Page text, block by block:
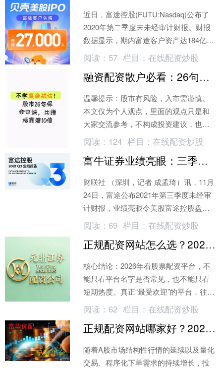
近日，富途控股(FUTU:Nasdaq)公布了
2020年第二季度末未经审计财报。财报
数据显示，期内富途客户资产达184亿美
元（1424亿港元），同比增长108%
阅读： 57 栏目：在线配资炒股
融资配资散户必看：26句保命口诀，专治亏损大坑
温馨提示：股市有风险，入市需谨慎。
本文仅为个人观点，里面的观点只是和
大家交流参考，不构成投资建议，也不
作推荐，投资者需自主判断、审慎决
策，交易风险自担。我是小张，专职波
段交易七年
阅读： 124 栏目：在线配资炒股
富牛证券业绩亮眼：三季度营收飙升83%，交易额达1.4万亿港元
财联社 （深圳，记者 成孟琦）讯，11月
24日，富途公布2021年第三季度未经审
计财报，业绩亮眼令美股富途控股盘前
上涨约7%。第三季度富途总营收2.2亿美
元，同比升83%。
阅读： 69 栏目：在线配资炒股
正规配资网站怎么选？2026年看这四点避坑指南
核心结论：2026年看股票配资平台，不
能只看平台名字是否常见，也不能只看
短期热度。真正“最受欢迎”的平台，往往
要在实盘交..._新浪网
阅读： 62 栏目：在线配资炒股
正规配资网站哪家好？2026年这三家最稳
随着A股市场结构性行情的延续以及量化
交易、程序化下单需求的持续增长，投